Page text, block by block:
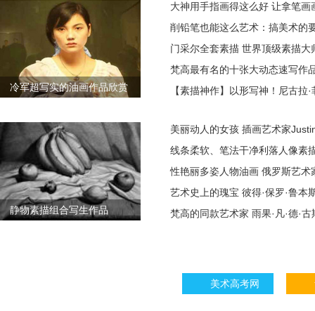
冷军超写实的油画作品欣赏
大神用手指画得这么好 让拿笔画
削铅笔也能这么艺术：搞美术的
门采尔全套素描 世界顶级素描大
梵高最有名的十张大动态速写作
【素描神作】以形写神！尼古拉
静物素描组合写生作品
美丽动人的女孩 插画艺术家
线条柔软、笔法干净利落人像素
性艳丽多姿人物油画 俄罗斯艺术
艺术史上的瑰宝 彼得·保罗·鲁本
梵高的同款艺术家 雨果·凡·德·
美术高考网